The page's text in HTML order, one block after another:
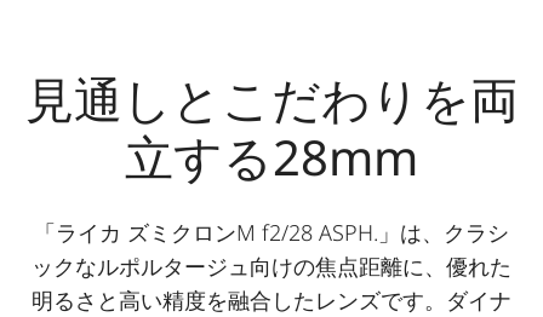
見通しとこだわりを両
立する28mm
「ライカ ズミクロンM f2/28 ASPH.」は、クラシ
ックなルポルタージュ向けの焦点距離に、優れた
明るさと高い精度を融合したレンズです。ダイナ